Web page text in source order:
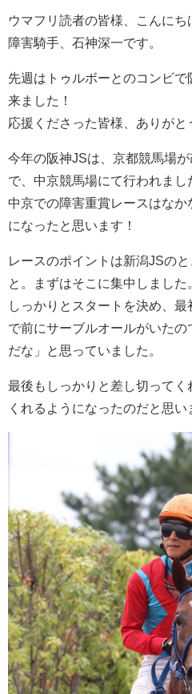
ウマフリ読者の皆様、こんにち
障害騎手、石神深一です。
先週はトゥルボーとのコンビ
来ました！
応援くださった皆様、ありがと
今年の阪神JSは、京都競馬場
で、中京競馬場にて行われまし
中京での障害重賞レースはなか
になったと思います！
レースのポイントは新潟JSの
と。まずはそこに集中しました
しっかりとスタートを決め、
で前にサーブルオールがいた
だな」と思っていました。
最後もしっかりと差し切ってく
くれるようになったのだと思い